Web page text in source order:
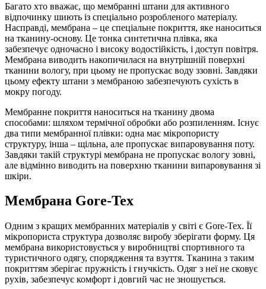
Багато хто вважає, що мембранні штани для активного
відпочинку шиють із спеціально розробленого матеріалу.
Насправді, мембрана – це спеціальне покриття, яке наноситься
на тканину-основу. Це тонка синтетична плівка, яка
забезпечує одночасно і високу водостійкість, і доступ повітря.
Мембрана виводить накопичилася на внутрішній поверхні
тканини вологу, при цьому не пропускає воду ззовні. Завдяки
цьому ефекту штани з мембраною забезпечують сухість в
мокру погоду.
Мембранне покриття наноситься на тканину двома
способами: шляхом термічної обробки або розпиленням. Існує
два типи мембранної плівки: одна має мікропористу
структуру, інша – щільна, але пропускає випаровування поту.
Завдяки такій структурі мембрана не пропускає вологу зовні,
але відмінно виводить на поверхню тканини випаровування зі
шкіри.
Мембрана Gore-Tex
Одним з кращих мембранних матеріалів у світі є Gore-Tex. Її
мікропориста структура дозволяє виробу зберігати форму. Ця
мембрана використовується у виробництві спортивного та
туристичного одягу, спорядження та взуття. Тканина з таким
покриттям зберігає пружність і гнучкість. Одяг з неї не сковує
рухів, забезпечує комфорт і довгий час не зношується.